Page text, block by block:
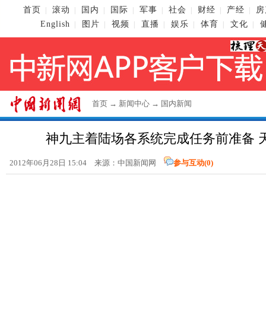
首页 滚动 国内 国际 军事 社会 财经 产经
English
图片 视频 直播 娱乐 体育 文化
首页 → 新闻中心 → 国内新闻
神九主着陆场各系统完成任务前准备
2012年06月28日 15:04 来源： 中国新闻网 参与互动(0)